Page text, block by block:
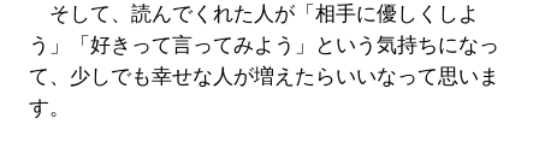
そして、読んでくれた人が「相手に優しくしよ
う」「好きって言ってみよう」という気持ちになっ
て、少しでも幸せな人が増えたらいいなって思いま
す。